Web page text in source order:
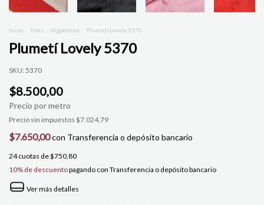
Inicio Telas Algodones Plumetí Lovely 5370
Plumetí Lovely 5370
SKU: 5370
$8.500,00
Precio sin impuestos $7.024,79
$7.650,00con Transferencia o depósito bancario
24 cuotas de$750,80
10% de descuentopagando con Transferencia o depósito bancario
Ver más detalles